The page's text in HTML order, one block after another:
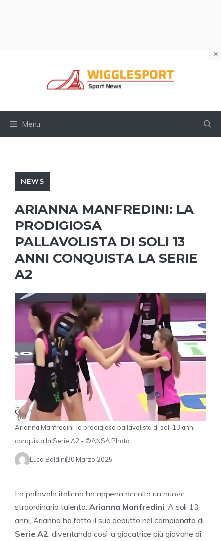
Menu
NEWS
ARIANNA MANFREDINI: LA
PRODIGIOSA
PALLAVOLISTA DI SOLI 13
ANNI CONQUISTA LA SERIE
A2
Arianna Manfredini: la prodigiosa pallavolista di soli 13 anni
conquista la Serie A2 - ©ANSA Photo
Luca Baldini30 Marzo 2025
La pallavolo italiana ha appena accolto un nuovo
straordinario talento: Arianna Manfredini . A soli 13
anni, Arianna ha fatto il suo debutto nel campionato di
Serie A2 , diventando così la giocatrice più giovane di
×